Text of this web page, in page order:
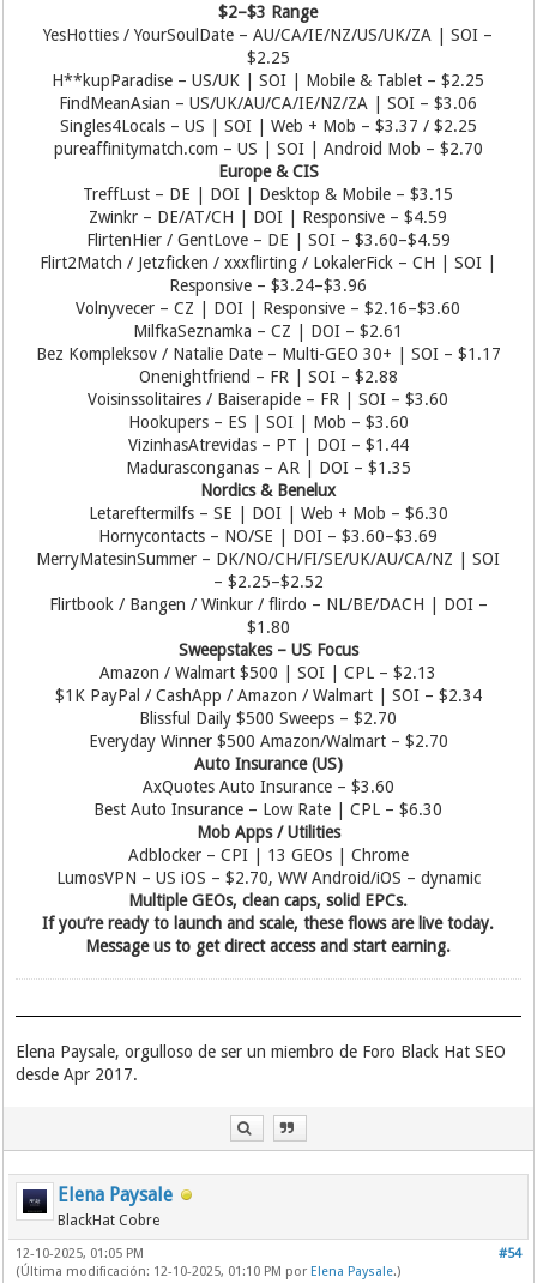
$2–$3 Range
YesHotties / YourSoulDate – AU/CA/IE/NZ/US/UK/ZA | SOI –
$2.25
H**kupParadise – US/UK | SOI | Mobile & Tablet – $2.25
FindMeanAsian – US/UK/AU/CA/IE/NZ/ZA | SOI – $3.06
Singles4Locals – US | SOI | Web + Mob – $3.37 / $2.25
pureaffinitymatch.com – US | SOI | Android Mob – $2.70
Europe & CIS
TreffLust – DE | DOI | Desktop & Mobile – $3.15
Zwinkr – DE/AT/CH | DOI | Responsive – $4.59
FlirtenHier / GentLove – DE | SOI – $3.60–$4.59
Flirt2Match / Jetzficken / xxxflirting / LokalerFick – CH | SOI |
Responsive – $3.24–$3.96
Volnyvecer – CZ | DOI | Responsive – $2.16–$3.60
MilfkaSeznamka – CZ | DOI – $2.61
Bez Kompleksov / Natalie Date – Multi-GEO 30+ | SOI – $1.17
Onenightfriend – FR | SOI – $2.88
Voisinssolitaires / Baiserapide – FR | SOI – $3.60
Hookupers – ES | SOI | Mob – $3.60
VizinhasAtrevidas – PT | DOI – $1.44
Madurasconganas – AR | DOI – $1.35
Nordics & Benelux
Letareftermilfs – SE | DOI | Web + Mob – $6.30
Hornycontacts – NO/SE | DOI – $3.60–$3.69
MerryMatesinSummer – DK/NO/CH/FI/SE/UK/AU/CA/NZ | SOI
– $2.25–$2.52
Flirtbook / Bangen / Winkur / flirdo – NL/BE/DACH | DOI –
$1.80
Sweepstakes – US Focus
Amazon / Walmart $500 | SOI | CPL – $2.13
$1K PayPal / CashApp / Amazon / Walmart | SOI – $2.34
Blissful Daily $500 Sweeps – $2.70
Everyday Winner $500 Amazon/Walmart – $2.70
Auto Insurance (US)
AxQuotes Auto Insurance – $3.60
Best Auto Insurance – Low Rate | CPL – $6.30
Mob Apps / Utilities
Adblocker – CPI | 13 GEOs | Chrome
LumosVPN – US iOS – $2.70, WW Android/iOS – dynamic
Multiple GEOs, clean caps, solid EPCs.
If you’re ready to launch and scale, these flows are live today.
Message us to get direct access and start earning.
Elena Paysale, orgulloso de ser un miembro de Foro Black Hat SEO
desde Apr 2017.
Elena Paysale
BlackHat Cobre
#54
12-10-2025, 01:05 PM
(Última modificación: 12-10-2025, 01:10 PM por Elena Paysale.)